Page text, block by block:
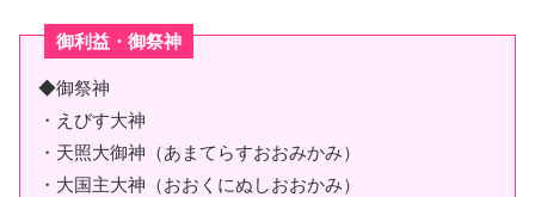
御利益・御祭神
◆御祭神
・えびす大神
・天照大御神（あまてらすおおみかみ）
・大国主大神（おおくにぬしおおかみ）